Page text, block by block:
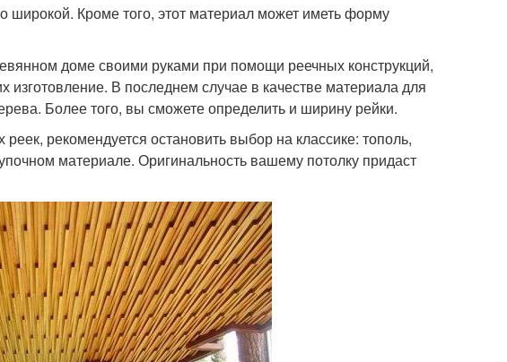
широкой. Кроме того, этот материал может иметь форму
доме своими руками при помощи реечных конструкций,
изготовление. В последнем случае в качестве материала для
Более того, вы сможете определить и ширину рейки.
рекомендуется остановить выбор на классике: тополь,
материале. Оригинальность вашему потолку придаст